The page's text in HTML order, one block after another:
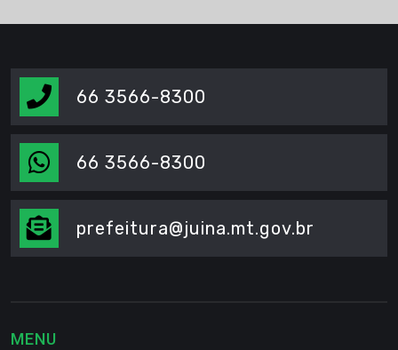
66 3566-8300
66 3566-8300
prefeitura@juina.mt.gov.br
MENU